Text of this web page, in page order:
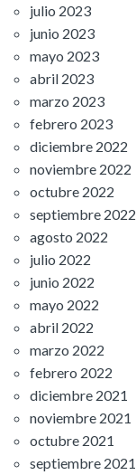
julio 2023
junio 2023
mayo 2023
abril 2023
marzo 2023
febrero 2023
diciembre 2022
noviembre 2022
octubre 2022
septiembre 2022
agosto 2022
julio 2022
junio 2022
mayo 2022
abril 2022
marzo 2022
febrero 2022
diciembre 2021
noviembre 2021
octubre 2021
septiembre 2021